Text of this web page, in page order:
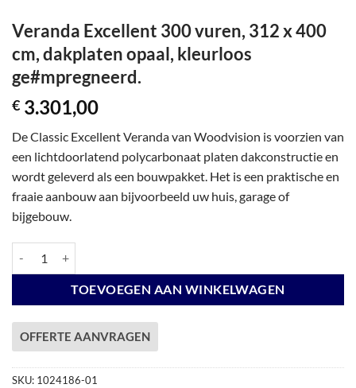
Veranda Excellent 300 vuren, 312 x 400
cm, dakplaten opaal, kleurloos
ge#mpregneerd.
€ 3.301,00
De Classic Excellent Veranda van Woodvision is voorzien van
een lichtdoorlatend polycarbonaat platen dakconstructie en
wordt geleverd als een bouwpakket. Het is een praktische en
fraaie aanbouw aan bijvoorbeeld uw huis, garage of
bijgebouw.
TOEVOEGEN AAN WINKELWAGEN
OFFERTE AANVRAGEN
SKU: 1024186-01